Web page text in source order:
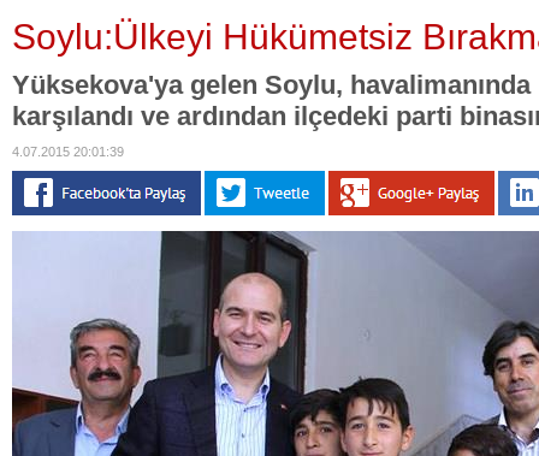
Soylu:Ülkeyi Hükümetsiz
Yüksekova'ya gelen Soylu,
karşılandı ve ardından ilçedeki parti
4.07.2015 20:01:39